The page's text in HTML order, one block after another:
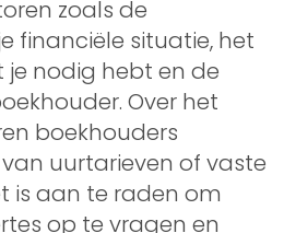
zoals de
financiële situatie, het
nodig hebt en de
Over het
boekhouders
uurtarieven of vaste
is aan te raden om
op te vragen en